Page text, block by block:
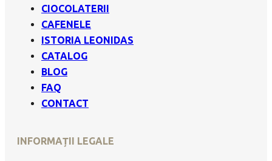
CIOCOLATERII
CAFENELE
ISTORIA LEONIDAS
CATALOG
BLOG
FAQ
CONTACT
INFORMAȚII LEGALE